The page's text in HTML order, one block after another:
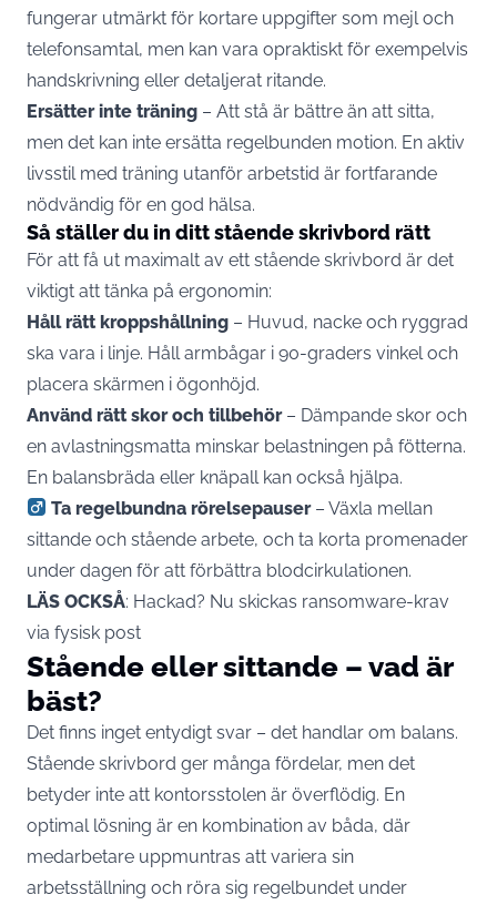
fungerar utmärkt för kortare uppgifter som mejl och
telefonsamtal, men kan vara opraktiskt för exempelvis
handskrivning eller detaljerat ritande.
Ersätter inte träning – Att stå är bättre än att sitta,
men det kan inte ersätta regelbunden motion. En aktiv
livsstil med träning utanför arbetstid är fortfarande
nödvändig för en god hälsa.
Så ställer du in ditt stående skrivbord rätt
För att få ut maximalt av ett stående skrivbord är det
viktigt att tänka på ergonomin:
Håll rätt kroppshållning – Huvud, nacke och ryggrad
ska vara i linje. Håll armbågar i 90-graders vinkel och
placera skärmen i ögonhöjd.
Använd rätt skor och tillbehör– Dämpande skor och
en avlastningsmatta minskar belastningen på fötterna.
En balansbräda eller knäpall kan också hjälpa.
Ta regelbundna rörelsepauser– Växla mellan
sittande och stående arbete, och ta korta promenader
under dagen för att förbättra blodcirkulationen.
LÄS OCKSÅ: Hackad? Nu skickas ransomware-krav
via fysisk post
Stående eller sittande – vad är
bäst?
Det finns inget entydigt svar – det handlar om balans.
Stående skrivbord ger många fördelar, men det
betyder inte att kontorsstolen är överflödig. En
optimal lösning är en kombination av båda, där
medarbetare uppmuntras att variera sin
arbetsställning och röra sig regelbundet under